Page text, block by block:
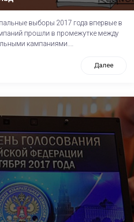
выборы 2017 года впервые в
прошли в промежутке между
кампаниями....
Далее